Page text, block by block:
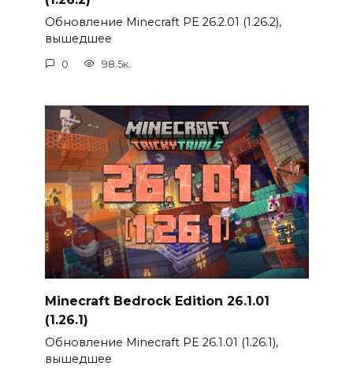
Обновление Minecraft PE 26.2.01 (1.26.2),
вышедшее
0 98.5к.
Minecraft Bedrock Edition 26.1.01
(1.26.1)
Обновление Minecraft PE 26.1.01 (1.26.1),
вышедшее